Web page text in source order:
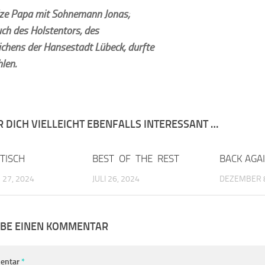
Papa mit Sohnemann Jonas;
des Holstentors, des
der Hansestadt Lübeck, durfte
DICH VIELLEICHT EBENFALLS INTERESSANT …
27, 2024
BEST OF THE REST
JULI 26, 2024
BACK
DEZEMBER
EINEN KOMMENTAR
*